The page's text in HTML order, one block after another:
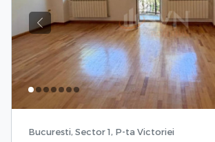
Previous
Bucuresti, Sector 1, P-ta Victoriei